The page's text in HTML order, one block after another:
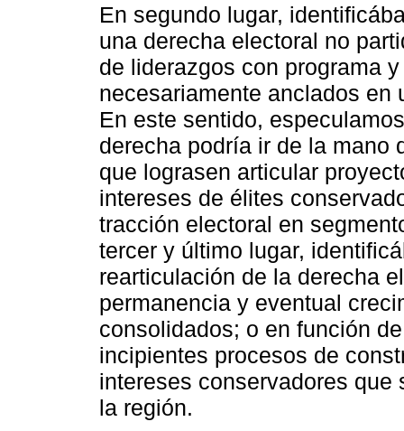
En segundo lugar,
una derecha electoral no
de liderazgos con programa
necesariamente anclados
En este sentido,
derecha podría ir de la mano
que lograsen articular
intereses de élites
tracción electoral en
tercer y último lugar,
rearticulación de la derecha
permanencia y eventual
consolidados; o en función
incipientes procesos de
intereses conservadores
la región.